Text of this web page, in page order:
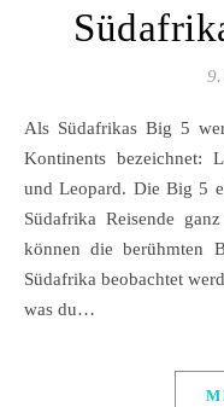
Als Südafrikas Big 5 werden die fünf bekanntesten Arten des
Kontinents bezeichnet:
und Leopard. Die Big 5
Südafrika Reisende
können die berühmten
Südafrika beobachtet
was du…